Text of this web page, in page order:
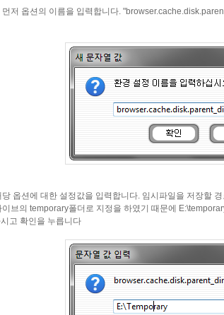
션의 이름을 입력합니다.
에 대한 설정값을 입력합니다. 임시파일을 저장할 경
temporary폴더로 지정을 하였기 때문에 E:\temporary
확인을 누릅니다